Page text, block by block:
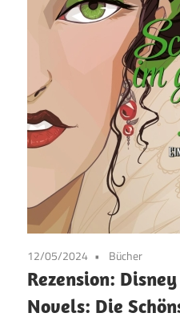
12/05/2024 Bücher
Rezension:
Novels: Die